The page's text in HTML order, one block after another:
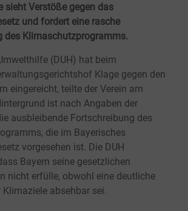
sieht Verstöße gegen das
und fordert eine rasche
des Klimaschutzprogramms.
(DUH) hat beim
Klage gegen den
eingereicht, teilte der Verein am
ist nach Angaben der
ausbleibende Fortschreibung des
die im Bayerisches
vorgesehen ist. Die DUH
Bayern seine gesetzlichen
nicht erfülle, obwohl eine deutliche
absehbar sei.